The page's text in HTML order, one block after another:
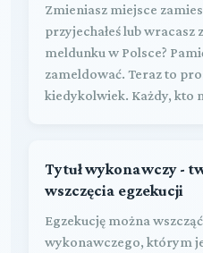
Zmieniasz miejsce
przyjechałeś lub wracasz
meldunku w Polsce?
zameldować. Teraz to
kiedykolwiek. Każdy, kto
Tytuł wykonawczy -
wszczęcia egzekucji
Egzekucję można
wykonawczego, którym